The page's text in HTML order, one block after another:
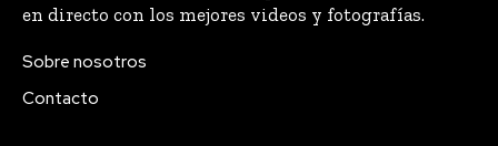
en directo con los mejores videos y fotografías.
Sobre nosotros
Contacto